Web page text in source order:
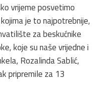
vrijeme posvetimo
je to najpotrebnije,
za beskućnike
koje su naše vrijedne i
Rozalinda Sablić,
pripremile za 13